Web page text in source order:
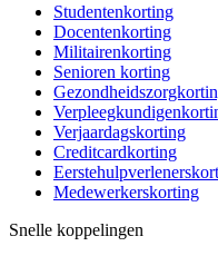
Studentenkorting
Docentenkorting
Militairenkorting
Senioren korting
Verjaardagskorting
Creditcardkorting
Medewerkerskorting
Snelle koppelingen